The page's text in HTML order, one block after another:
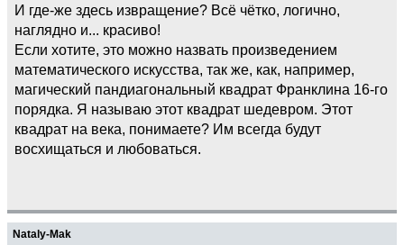
И где-же здесь извращение? Всё чётко, логично,
наглядно и... красиво!
Если хотите, это можно назвать произведением
математического искусства, так же, как, например,
магический пандиагональный квадрат Франклина 16-го
порядка. Я называю этот квадрат шедевром. Этот
квадрат на века, понимаете? Им всегда будут
восхищаться и любоваться.
Nataly-Mak